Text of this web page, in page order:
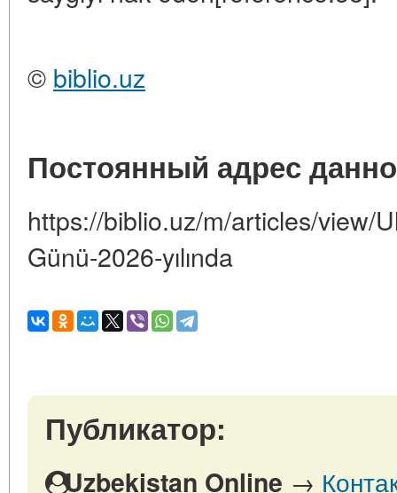
© biblio.uz
Постоянный адрес
https://biblio.uz/m/articles/view/
Günü-2026-yılında
Публикатор:
Uzbekistan Online →